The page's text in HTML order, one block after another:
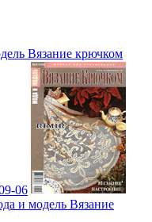
Вязание крючком
06
и модель Вязание